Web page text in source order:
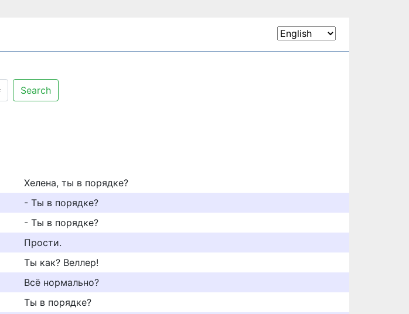
Search
Хелена, ты в порядке?
- Ты в порядке?
- Ты в порядке?
Прости.
Ты как? Веллер!
Всё нормально?
Ты в порядке?